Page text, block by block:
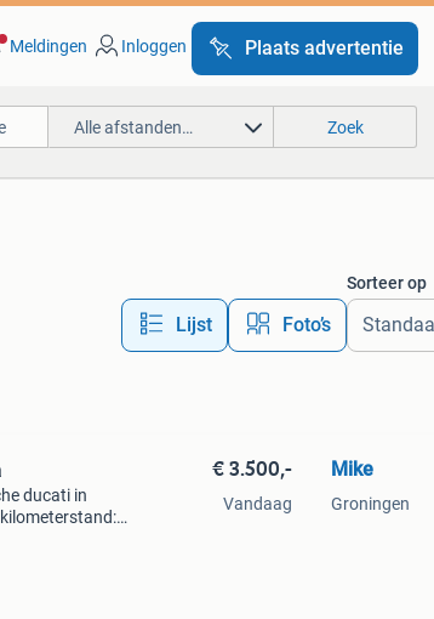
Meldingen Inloggen Plaats advertentie
Alle afstanden… Zoek
Lijst Foto’s
Sorteer op
ducati in
€ 3.500,-
Vandaag
Mike
Groningen